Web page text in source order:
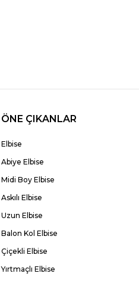
ÖNE ÇIKANLAR
Elbise
Abiye Elbise
Midi Boy Elbise
Askılı Elbise
Uzun Elbise
Balon Kol Elbise
Çiçekli Elbise
Yırtmaçlı Elbise